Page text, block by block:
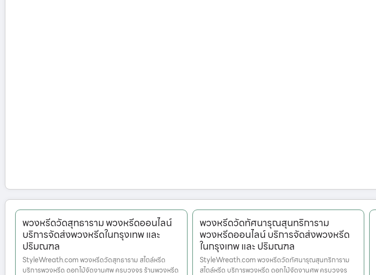
พวงหรีดวัดสุทธาราม พวงหรีดออนไลน์
บริการจัดส่งพวงหรีดในกรุงเทพ และ
ปริมณฑล
StyleWreath.com พวงหรีดวัดสุทธาราม สไตล์หรีด
บริการพวงหรีด ดอกไม้จัดงานศพ ครบวงจร ร้านพวงหรีด
พวงหรีดวัดทัศนารุณสุนทริการาม
พวงหรีดออนไลน์ บริการจัดส่งพวงหรีด
ในกรุงเทพ และ ปริมณฑล
StyleWreath.com พวงหรีดวัดทัศนารุณสุนทริการาม
สไตล์หรีด บริการพวงหรีด ดอกไม้จัดงานศพ ครบวงจร